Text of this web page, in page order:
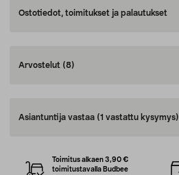
Ostotiedot, toimitukset ja palautukset
Arvostelut (8)
Asiantuntija vastaa (1 vastattu kysymys)
Toimitus alkaen 3,90 €
toimitustavalla Budbee